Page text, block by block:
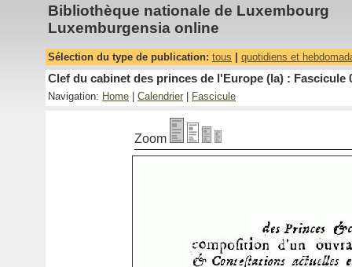
Bibliothèque nationale de Luxembourg
Luxemburgensia online
Sélection du type de publication: tous quotidiens et
Clef du cabinet des princes de l'Europe (la) : Fascicule
Navigation: Home Calendrier Fascicule
Zoom